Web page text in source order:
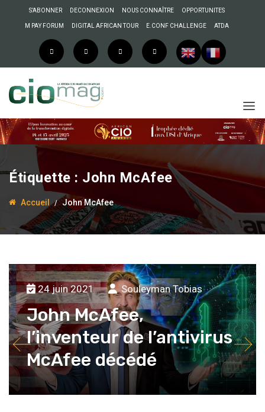
S’ABONNER DECONNEXION NOUS CONNAÎTRE OPPORTUNITES
M PAY FORUM DIGITAL AFRICAN TOUR E.CONF CHALLENGE ATDA
Étiquette : John McAfee
Accueil John McAfee
24 juin 2021 Souleyman Tobias
John McAfee,
l’inventeur de l’antivirus
McAfee décédé